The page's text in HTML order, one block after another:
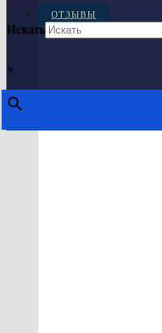
ОТЗЫВЫ
Искать
×